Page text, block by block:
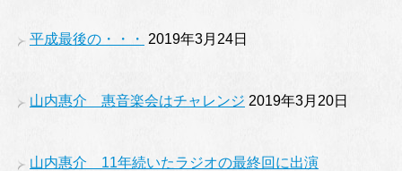
平成最後の・・・ 2019年3月24日
山内惠介 惠音楽会はチャレンジ 2019年3月20日
山内惠介 11年続いたラジオの最終回に出演